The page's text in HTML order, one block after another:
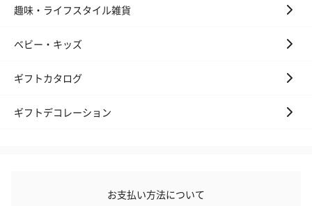
趣味・ライフスタイル雑貨
ベビー・キッズ
ギフトカタログ
ギフトデコレーション
お支払い方法について